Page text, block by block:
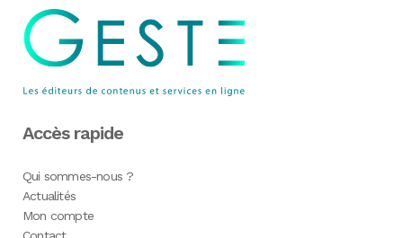
Accès rapide
Qui sommes-nous ?
Actualités
Mon compte